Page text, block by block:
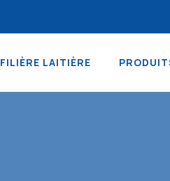
FILIÈRE LAITIÈRE